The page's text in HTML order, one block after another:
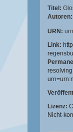
Titel:
Autoren:
URN:
Link:
Lizenz:
Nicht-